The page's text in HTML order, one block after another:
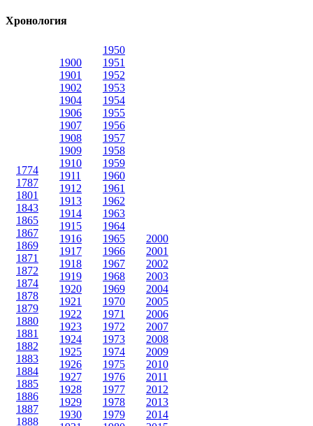
Хронология
1774
1787
1801
1843
1865
1867
1869
1871
1872
1874
1878
1879
1880
1881
1882
1883
1884
1885
1886
1887
1888
1900
1901
1902
1904
1906
1907
1908
1909
1910
1911
1912
1913
1914
1915
1916
1917
1918
1919
1920
1921
1922
1923
1924
1925
1926
1927
1928
1929
1930
1950
1951
1952
1953
1954
1955
1956
1957
1958
1959
1960
1961
1962
1963
1964
1965
1966
1967
1968
1969
1970
1971
1972
1973
1974
1975
1976
1977
1978
1979
2000
2001
2002
2003
2004
2005
2006
2007
2008
2009
2010
2011
2012
2013
2014